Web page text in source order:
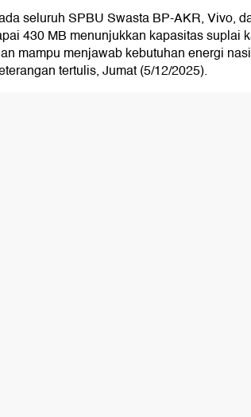
seluruh SPBU Swasta BP-AKR, Vivo,
430 MB menunjukkan kapasitas suplai
mampu menjawab kebutuhan energi
tertulis, Jumat (5/12/2025).